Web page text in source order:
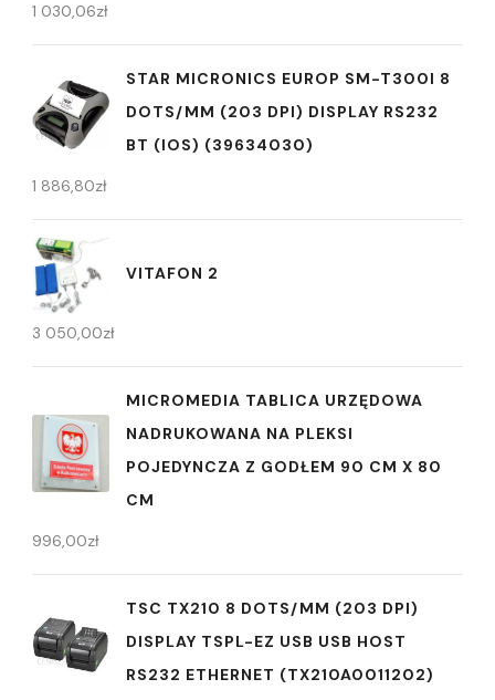
1 030,06zł
STAR MICRONICS EUROP SM-T300I 8
DOTS/MM (203 DPI) DISPLAY RS232
BT (IOS) (39634030)
1 886,80zł
VITAFON 2
3 050,00zł
MICROMEDIA TABLICA URZĘDOWA
NADRUKOWANA NA PLEKSI
POJEDYNCZA Z GODŁEM 90 CM X 80
CM
996,00zł
TSC TX210 8 DOTS/MM (203 DPI)
DISPLAY TSPL-EZ USB USB HOST
RS232 ETHERNET (TX210A0011202)